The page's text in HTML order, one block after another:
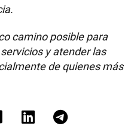
camino posible para
y atender las
de quienes más